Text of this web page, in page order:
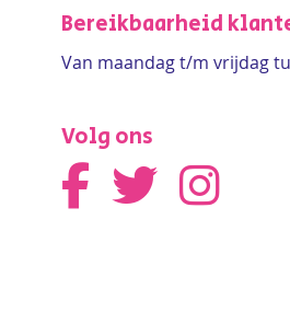
Bereikbaarheid
Van maandag t/m vrijdag
Volg ons